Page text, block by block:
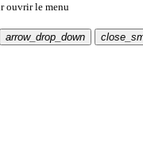
ouvrir le menu
arrow_drop_down